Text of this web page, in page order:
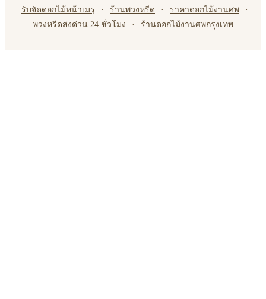
รับจัดดอกไม้หน้าเมรุ
· ร้านพวงหรีด · ราคาดอกไม้งานศพ
·
พวงหรีดส่งด่วน 24 ชั่วโมง
· ร้านดอกไม้งานศพกรุงเทพ